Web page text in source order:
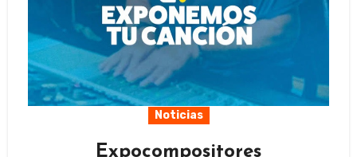
Noticias
Expocompositores